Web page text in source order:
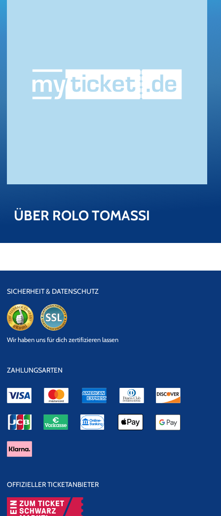
ÜBER ROLO TO­MAS­SI
SICHERHEIT & DATENSCHUTZ
Datensicherheit
Wir haben uns für dich zertifizieren lassen
ZAHLUNGSARTEN
OFFIZIELLER TICKETANBIETER